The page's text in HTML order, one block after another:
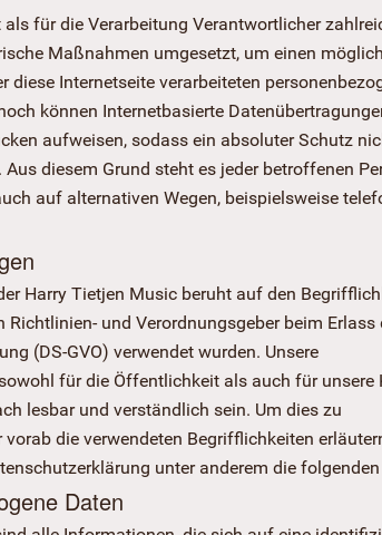
für die Verarbeitung Verantwortlicher
Maßnahmen umgesetzt, um einen
diese Internetseite verarbeiteten
können Internetbasierte
aufweisen, sodass ein absoluter Schutz
diesem Grund steht es jeder betroffenen
auf alternativen Wegen, beispielsweise
Harry Tietjen Music beruht auf den
Richtlinien- und Verordnungsgeber beim Erlass
(DS-GVO) verwendet wurden. Unsere
für die Öffentlichkeit als auch für unsere
lesbar und verständlich sein. Um dies zu
die verwendeten Begrifflichkeiten
unter anderem die
Daten